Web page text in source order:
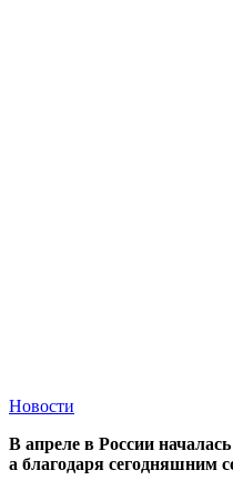
Новости
В апреле в России
а благодаря сегодняшним